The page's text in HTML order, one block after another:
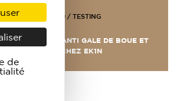
29 JANVIER 2019 / TESTING
: L’ONGUENT ANTI GALE DE BOUE ET
CREVASSE DE CHEZ EK1N
de